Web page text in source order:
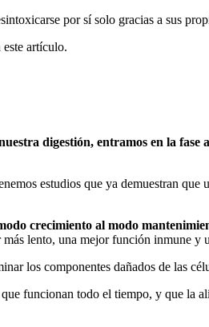
por sí solo gracias a sus
artículo.
digestión, entramos en la
estudios que ya demuestran
crecimiento al modo
lento, una mejor función inmune y
los componentes dañados de las
funcionan todo el tiempo, y que la